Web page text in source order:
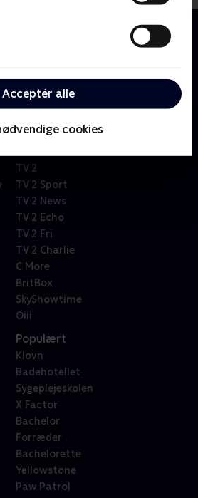
Acceptér alle
cookies
flytter Pingu til
TV 2
TV 2 Sport
TV 2 News
TV 2 Echo
TV 2 Fri
TV 2 Charlie
C More
BritBox
SkyShowtime
Oiii
Populært
Klovn
Badehotellet
Sygeplejeskolen
X Factor
Bachelor
Forræder
Bachelorette
Yellowstone
Paw Patrol